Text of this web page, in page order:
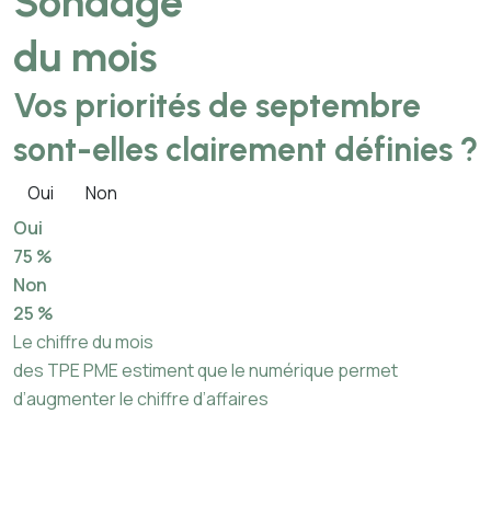
du mois
Vos priorités de septembre
sont-elles clairement définies ?
Oui
Non
Oui
75 %
Non
25 %
Le chiffre du mois
des TPE PME estiment que le numérique permet
d’augmenter le chiffre d’affaires